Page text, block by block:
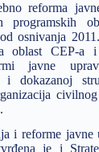
reforma
osnivanja
oblast CEP-a
javne
i dokazanoj
i reforme javne
je i